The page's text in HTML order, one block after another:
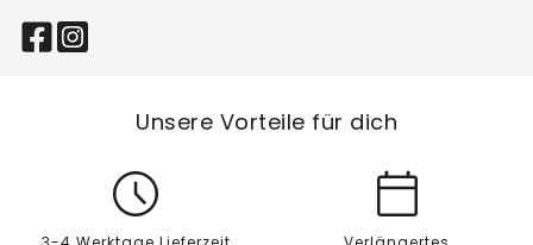
Unsere Vorteile für dich